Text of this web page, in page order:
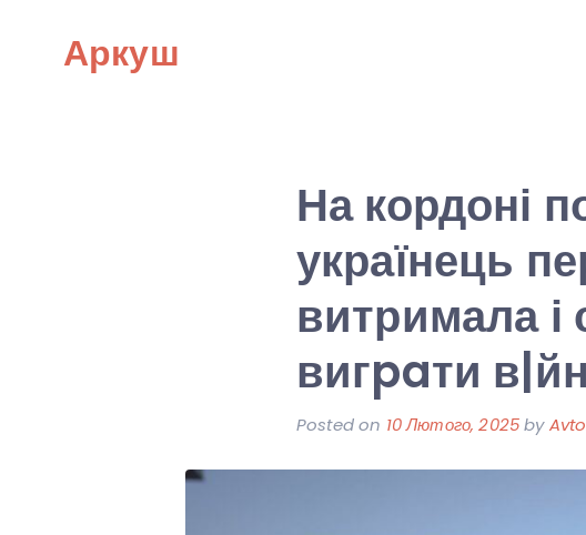
Аркуш
На кордоні
українець
витримала і
вигpaти
Posted on 10 Лютого, 2025by